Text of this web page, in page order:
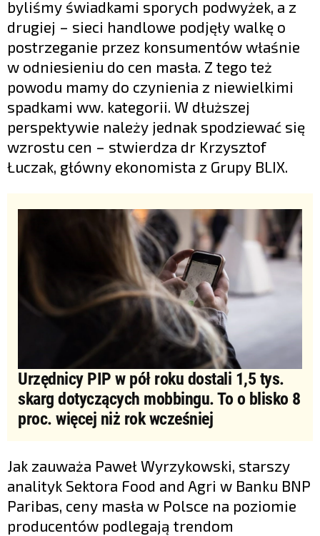
byliśmy świadkami sporych podwyżek, a z
drugiej – sieci handlowe podjęły walkę o
postrzeganie przez konsumentów właśnie
w odniesieniu do cen masła. Z tego też
powodu mamy do czynienia z niewielkimi
spadkami ww. kategorii. W dłuższej
perspektywie należy jednak spodziewać się
wzrostu cen – stwierdza dr Krzysztof
Łuczak, główny ekonomista z Grupy BLIX.
Urzędnicy PIP w pół roku dostali 1,5 tys.
skarg dotyczących mobbingu. To o blisko 8
proc. więcej niż rok wcześniej
Jak zauważa Paweł Wyrzykowski, starszy
analityk Sektora Food and Agri w Banku BNP
Paribas, ceny masła w Polsce na poziomie
producentów podlegają trendom